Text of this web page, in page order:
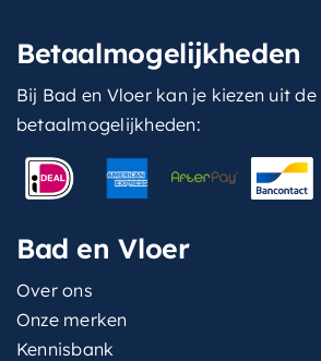
Betaalmogelijkheden
Bij Bad en Vloer kan je kiezen uit
betaalmogelijkheden:
Bad en Vloer
Over ons
Onze merken
Kennisbank